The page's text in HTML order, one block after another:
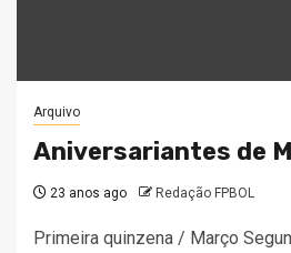
Arquivo
Aniversariantes de
23 anos ago Redação FPBOL
Primeira quinzena / Março